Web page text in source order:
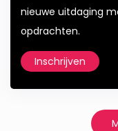
nieuwe uitdaging
opdrachten.
Inschrijven